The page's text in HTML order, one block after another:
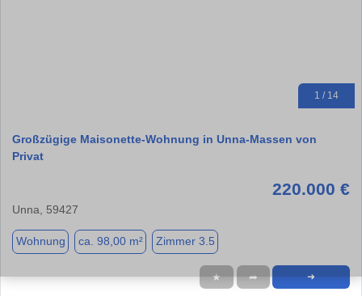
1 / 14
Großzügige Maisonette-Wohnung in Unna-Massen von
Privat
220.000 €
Unna, 59427
Wohnung ca. 98,00 m² Zimmer 3.5
★ ➦ ➜